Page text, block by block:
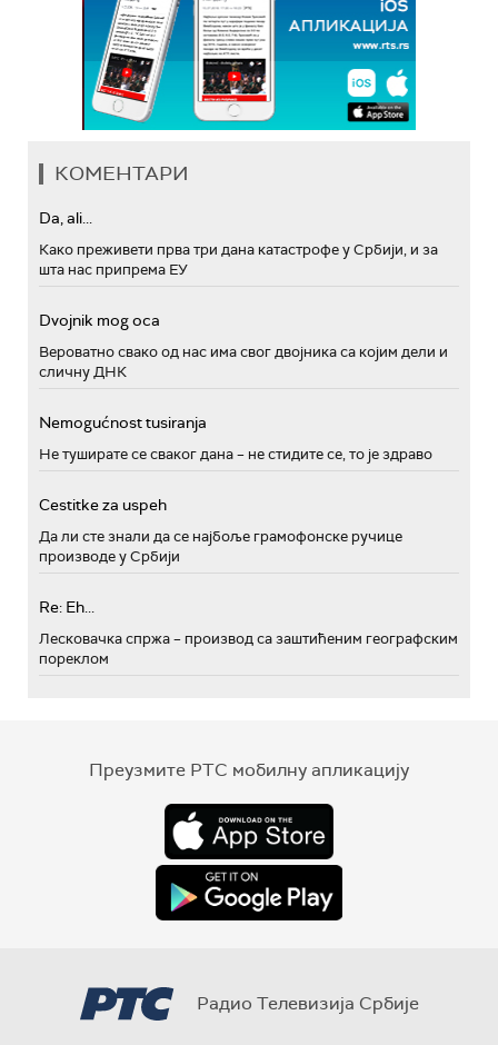
КОМЕНТАРИ
Da, ali...
Како преживети прва три дана катастрофе у Србији, и за
шта нас припрема ЕУ
Dvojnik mog oca
Вероватно свако од нас има свог двојника са којим дели и
сличну ДНК
Nemogućnost tusiranja
Не туширате се сваког дана – не стидите се, то је здраво
Cestitke za uspeh
Да ли сте знали да се најбоље грамофонске ручице
производе у Србији
Re: Eh...
Лесковачка спржа – производ са заштићеним географским
пореклом
Преузмите РТС мобилну апликацију
Радио Телевизија Србије